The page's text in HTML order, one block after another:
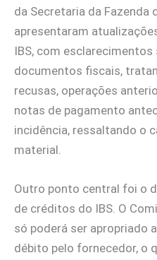
da Secretaria da Fazenda
apresentaram
IBS, com
documentos fiscais,
recusas, operações
notas de pagamento
incidência, ressaltando o
material.
Outro ponto central foi o
de créditos do IBS. O
só poderá ser apropriado
débito pelo fornecedor, o